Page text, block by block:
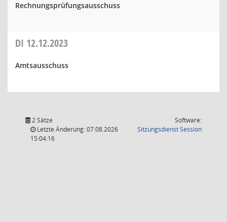
Rechnungsprüfungsausschuss
DI 12.12.2023
Amtsausschuss
2 Sätze
Letzte Änderung: 07.08.2026
15:04:16
Software:
SitzungsdienstSession(Wird in